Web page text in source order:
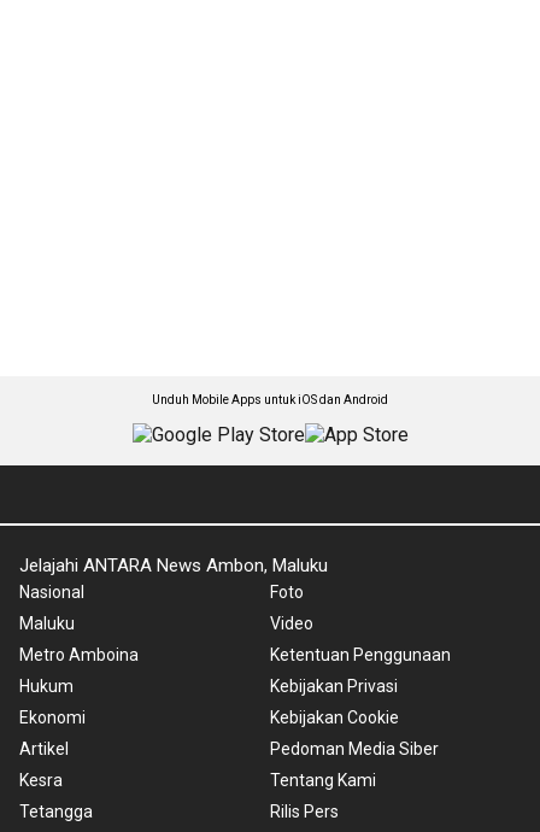
Unduh Mobile Apps untuk iOS dan Android
Jelajahi ANTARA News Ambon, Maluku
Nasional
Maluku
Metro Amboina
Hukum
Ekonomi
Artikel
Kesra
Tetangga
Foto
Video
Ketentuan Penggunaan
Kebijakan Privasi
Kebijakan Cookie
Pedoman Media Siber
Tentang Kami
Rilis Pers